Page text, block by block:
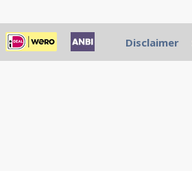
Disclaimer